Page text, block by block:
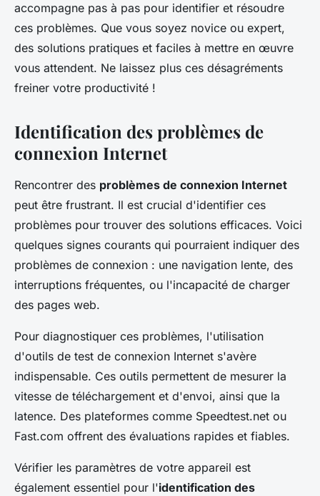
accompagne pas à pas pour identifier et résoudre
ces problèmes. Que vous soyez novice ou expert,
des solutions pratiques et faciles à mettre en œuvre
vous attendent. Ne laissez plus ces désagréments
freiner votre productivité !
Identification des problèmes de
connexion Internet
Rencontrer des problèmes de connexion Internet
peut être frustrant. Il est crucial d'identifier ces
problèmes pour trouver des solutions efficaces. Voici
quelques signes courants qui pourraient indiquer des
problèmes de connexion : une navigation lente, des
interruptions fréquentes, ou l'incapacité de charger
des pages web.
Pour diagnostiquer ces problèmes, l'utilisation
d'outils de test de connexion Internet s'avère
indispensable. Ces outils permettent de mesurer la
vitesse de téléchargement et d'envoi, ainsi que la
latence. Des plateformes comme Speedtest.net ou
Fast.com offrent des évaluations rapides et fiables.
Vérifier les paramètres de votre appareil est
également essentiel pour l'identification des